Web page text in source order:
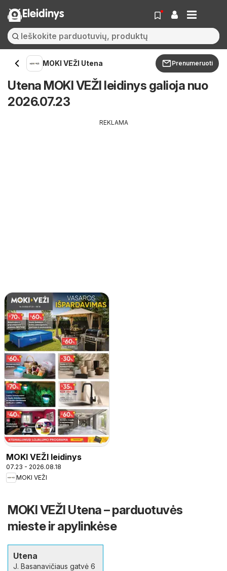
Eleidinys
MOKI VEŽI Utena Prenumeruoti
Utena MOKI VEŽI leidinys galioja nuo
2026.07.23
REKLAMA
MOKI VEŽI leidinys
07.23 - 2026.08.18
MOKI VEŽI
MOKI VEŽI Utena – parduotuvės
mieste ir apylinkėse
Utena
J. Basanavičiaus gatvė 6